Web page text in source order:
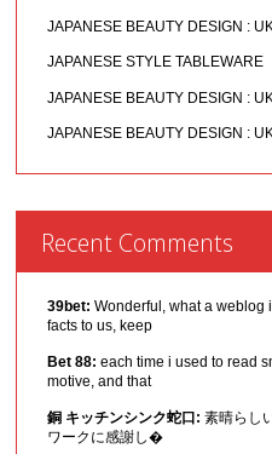
JAPANESE BEAUTY DESIGN :
JAPANESE STYLE TABLEWARE
JAPANESE BEAUTY DESIGN :
JAPANESE BEAUTY DESIGN :
Recent Comments
39bet: Wonderful, what a weblog
facts to us, keep
Bet 88: each time i used to read
motive, and that
銅 キッチンシンク蛇口: 素晴らし
ワークに感謝し�